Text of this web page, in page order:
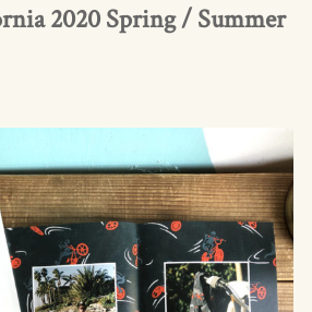
2020 Spring / Summer